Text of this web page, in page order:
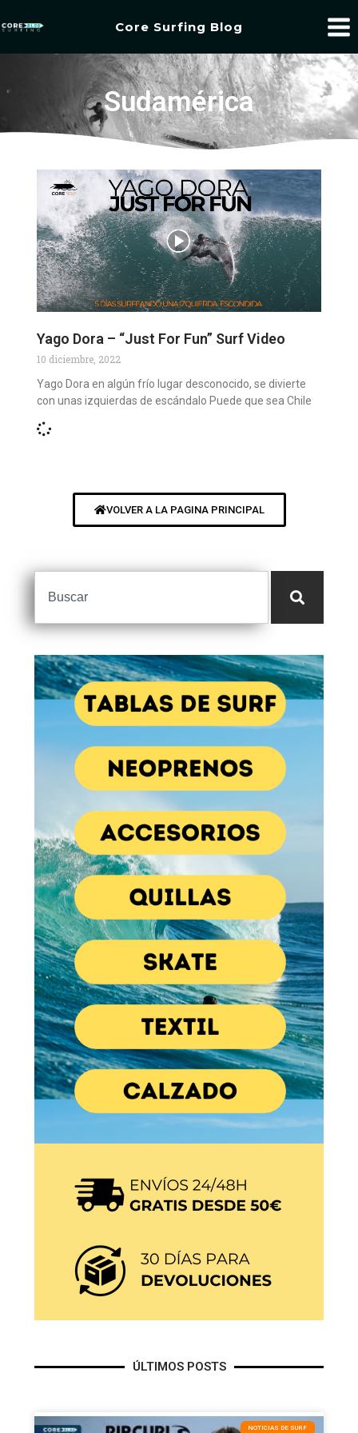
Core Surfing Blog
Sudamérica
Yago Dora – “Just For Fun” Surf Video
10 diciembre, 2022
Yago Dora en algún frío lugar desconocido, se divierte
con unas izquierdas de escándalo Puede que sea Chile
VOLVER A LA PAGINA PRINCIPAL
ÚLTIMOS POSTS
NOTICIAS DE SURF